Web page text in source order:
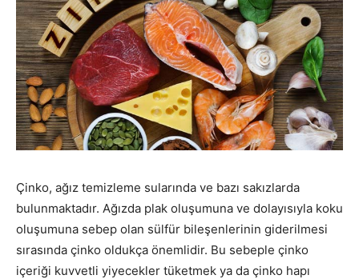
Çinko, ağız temizleme sularında ve bazı sakızlarda
bulunmaktadır. Ağızda plak oluşumuna ve dolayısıyla koku
oluşumuna sebep olan sülfür bileşenlerinin giderilmesi
sırasında çinko oldukça önemlidir. Bu sebeple çinko
içeriği kuvvetli yiyecekler tüketmek ya da çinko hapı